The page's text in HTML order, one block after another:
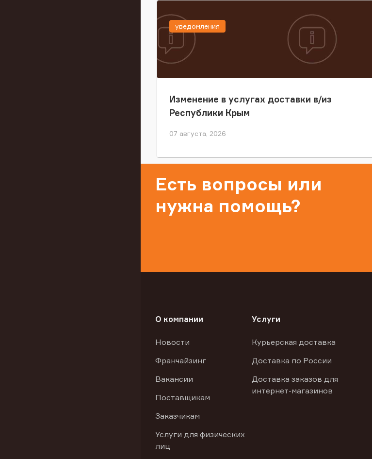
Изменение в услугах доставки в/из
Республики Крым
07 августа, 2026
уведомления
Есть вопросы или
нужна помощь?
О компании
Новости
Франчайзинг
Вакансии
Поставщикам
Заказчикам
Услуги для физических
лиц
Услуги
Курьерская доставка
Доставка по России
Доставка заказов для
интернет-магазинов